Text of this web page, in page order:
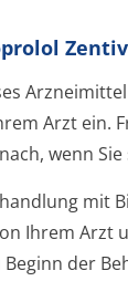
Arzt ein.
wenn
mit
Ihrem Arzt
der